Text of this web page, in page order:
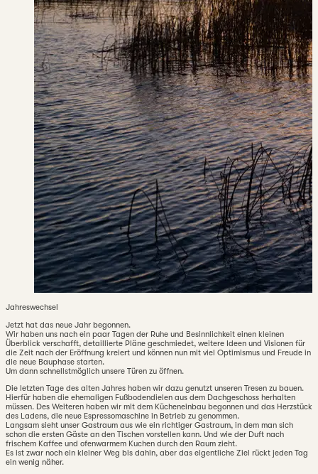
Jahreswechsel
Jetzt hat das neue Jahr begonnen.
Wir haben uns nach ein paar Tagen der Ruhe und Besinnlichkeit einen kleinen
Überblick verschafft, detaillierte Pläne geschmiedet, weitere Ideen und Visionen für
die Zeit nach der Eröffnung kreiert und können nun mit viel Optimismus und Freude in
die neue Bauphase starten.
Um dann schnellstmöglich unsere Türen zu öffnen.
Die letzten Tage des alten Jahres haben wir dazu genutzt unseren Tresen zu bauen.
Hierfür haben die ehemaligen Fußbodendielen aus dem Dachgeschoss herhalten
müssen. Des Weiteren haben wir mit dem Kücheneinbau begonnen und das Herzstück
des Ladens, die neue Espressomaschine in Betrieb zu genommen.
Langsam sieht unser Gastraum aus wie ein richtiger Gastraum, in dem man sich
schon die ersten Gäste an den Tischen vorstellen kann. Und wie der Duft nach
frischem Kaffee und ofenwarmem Kuchen durch den Raum zieht.
Es ist zwar noch ein kleiner Weg bis dahin, aber das eigentliche Ziel rückt jeden Tag
ein wenig näher.